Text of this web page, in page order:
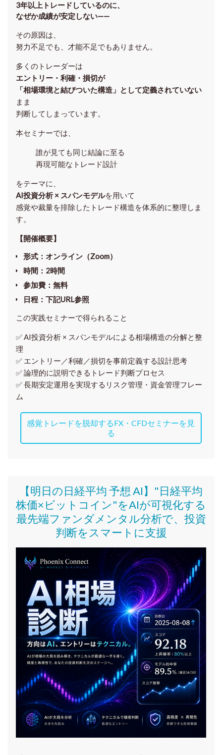
3年以上トレードしているのに、
なぜか成績が安定しない——
その原因は、
努力不足でも、才能不足でもありません。
多くのトレーダーは
エントリー・利確・損切が
「相場環境と結びついた構造」として定義されていない
まま
判断してしまっています。
本セミナーでは、
誰が見ても同じ結論に至る
再現可能なトレード設計
をテーマに、
AI投資分析 × スパンモデルを用いて
感覚や裁量を排除したトレード構造を体系的に整理しま
す。
【開催概要】
形式：オンライン（Zoom）
時間 ：2時間
参加費：無料
日程：下記URL参照
この実践セミナーで得られること
✅ AI投資分析 × スパンモデルによる相場構造の分解と整
理
✅ エントリー／利確／損切を事前定義する設計思考
✅ 論理的に説明できるトレード判断プロセス
✅ 長期安定運用を実現するリスク管理・資金管理フレー
ム
感覚トレードを脱却するFX・CFDセミナーを見
る
【明日の日経平均 予想 AI】"日経平均
株価×ビットコイン"をAIが可視化する
最先端ファンダメンタル分析で、投資
判断をスマートに支援